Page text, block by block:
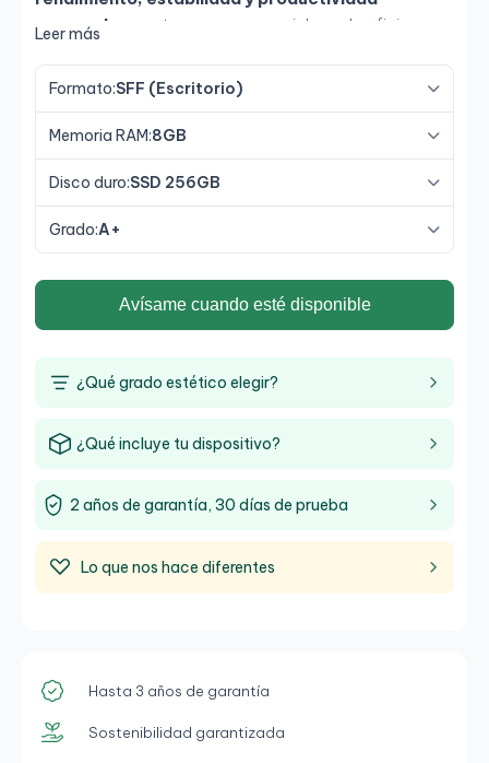
avanzada
en entornos empresariales y de oficina.
generación, acompañado de
, proporciona una experiencia rápida y fluida en
multitarea, aplicaciones empresariales y trabajo diario
profesional. Su formatoSFF (Small Form Factor)
permite ahorrar espacio sin renunciar a conectividad,
seguridad y capacidad de ampliación.
Leer más
Formato:SFF (Escritorio)
Memoria RAM:8GB
Disco duro:SSD 256GB
Grado:A+
Avísame cuando esté disponible
¿Qué grado estético elegir?
¿Qué incluye tu dispositivo?
2 años de garantía, 30 días de prueba
Lo que nos hace diferentes
Hasta 3 años de garantía
Sostenibilidad garantizada